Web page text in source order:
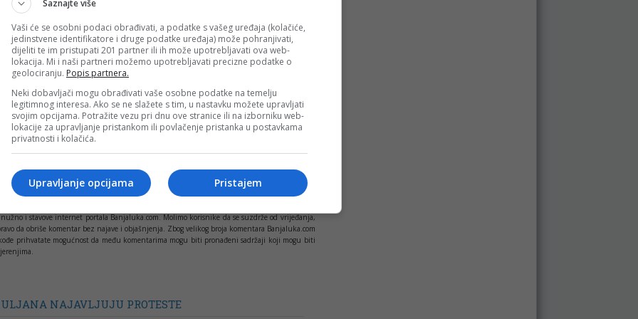
šminka kako kaže Tomić, dok primarne stvari nisu riješene,
već su spremni da se izbore za svoje potrebe, a ne da
KULJANI PROTEST PUTEVI PRIJAVI GREŠKU
Kopirati
i stavove internet portala Banjaluka.com. Molimo korisnike da se suzdrže od vrijeđanja,
da obriše komentar bez najave i objašnjenja. Zbog velikog broja komentara Banjaluka.com
prihvatate mogućnost da među komentarima mogu biti pronađeni sadržaji koji mogu biti
NAJAVLJUJU PROTESTE
Saznajte više
Vaši će se osobni podaci obrađivati, a podatke s vašeg uređaja (kolačiće,
jedinstvene identifikatore i druge podatke uređaja) može pohranjivati,
dijeliti te im pristupati 201 partner ili ih može upotrebljavati ova web-
lokacija. Mi i naši partneri možemo upotrebljavati precizne podatke o
geolociranju. Popis partnera.
Neki dobavljači mogu obrađivati vaše osobne podatke na temelju
legitimnog interesa. Ako se ne slažete s tim, u nastavku možete upravljati
svojim opcijama. Potražite vezu pri dnu ove stranice ili na izborniku web-
lokacije za upravljanje pristankom ili povlačenje pristanka u postavkama
privatnosti i kolačića.
Pristajem
Upravljanje opcijama